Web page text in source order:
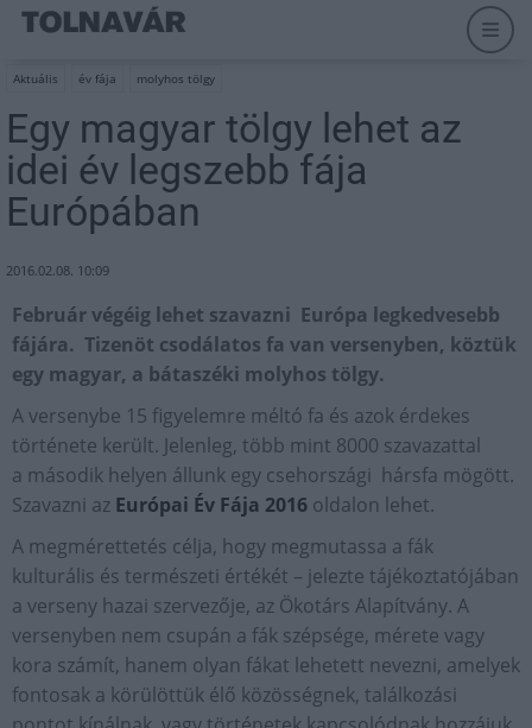
Aktuális év fája molyhos tölgy
Egy magyar tölgy lehet az
idei év legszebb fája
Európában
2016.02.08. 10:09
Február végéig lehet szavazni Európa legkedvesebb
fájára. Tizenöt csodálatos fa van versenyben, köztük
egy magyar, a bátaszéki molyhos tölgy.
A versenybe 15 figyelemre méltó fa és azok érdekes
története került. Jelenleg, több mint 8000 szavazattal
a második helyen állunk egy csehországi hársfa mögött.
Szavazni az Európai Év Fája 2016 oldalon lehet.
A megmérettetés célja, hogy megmutassa a fák
kulturális és természeti értékét – jelezte tájékoztatójában
a verseny hazai szervezője, az Ökotárs Alapítvány. A
versenyben nem csupán a fák szépsége, mérete vagy
kora számít, hanem olyan fákat lehetett nevezni, amelyek
fontosak a körülöttük élő közösségnek, találkozási